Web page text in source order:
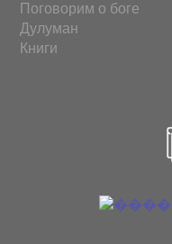
Поговорим о боге
Дулуман
Книги